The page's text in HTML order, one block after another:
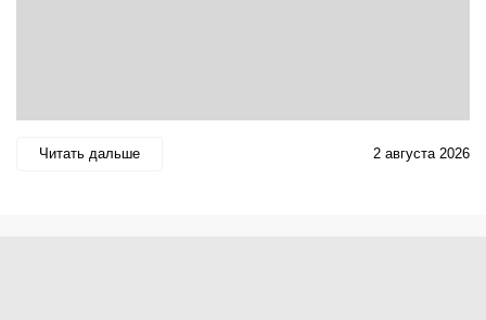
Читать дальше 2 августа 2026